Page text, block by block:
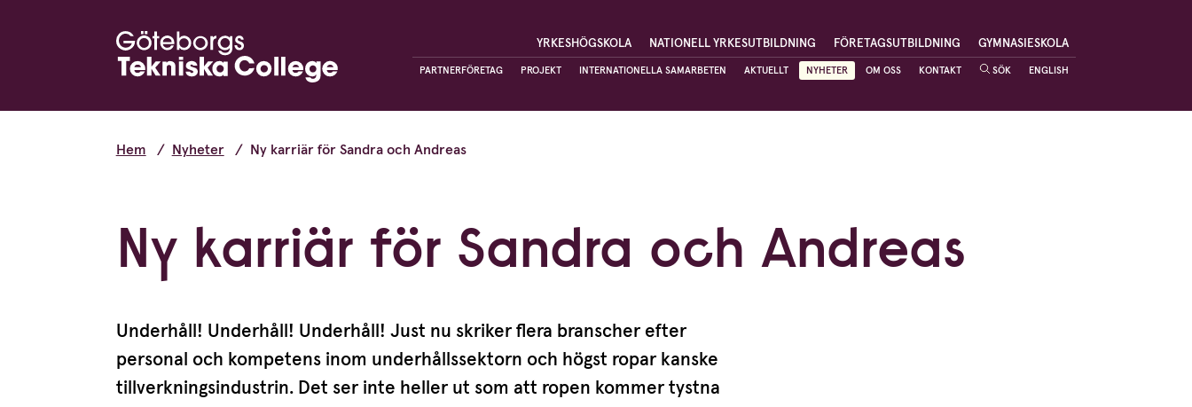
YRKESHÖGSKOLA NATIONELL YRKESUTBILDNING FÖRETAGSUTBILDNING GYMNASIESKOLA
PARTNERFÖRETAG PROJEKT INTERNATIONELLA SAMARBETEN AKTUELLT NYHETER OM OSS KONTAKT SÖK ENGLISH
Hem Nyheter Ny karriär för Sandra och Andreas
Ny karriär för Sandra och Andreas
Underhåll! Underhåll! Underhåll! Just nu skriker flera branscher efter
personal och kompetens inom under­hålls­sektorn och högst ropar kanske
tillverk­nings­in­du­strin. Det ser inte heller ut som att ropen kommer tystna